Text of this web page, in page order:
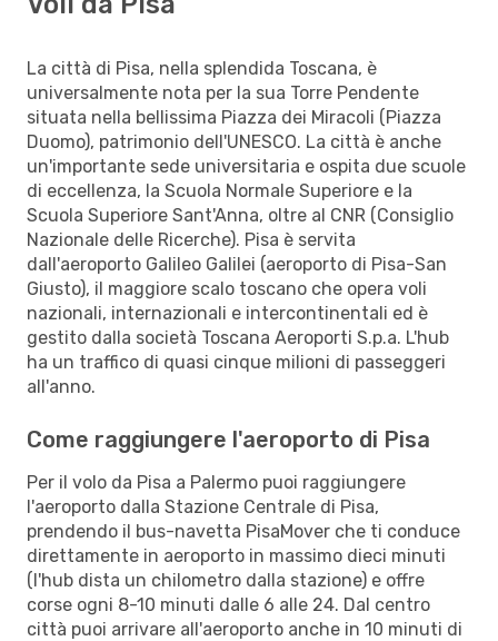
La città di Pisa, nella splendida Toscana, è
universalmente nota per la sua Torre Pendente
situata nella bellissima Piazza dei Miracoli (Piazza
Duomo), patrimonio dell'UNESCO. La città è anche
un'importante sede universitaria e ospita due scuole
di eccellenza, la Scuola Normale Superiore e la
Scuola Superiore Sant'Anna, oltre al CNR (Consiglio
Nazionale delle Ricerche). Pisa è servita
dall'aeroporto Galileo Galilei (aeroporto di Pisa-San
Giusto), il maggiore scalo toscano che opera voli
nazionali, internazionali e intercontinentali ed è
gestito dalla società Toscana Aeroporti S.p.a. L'hub
ha un traffico di quasi cinque milioni di passeggeri
all'anno.
Come raggiungere l'aeroporto di Pisa
Per il volo da Pisa a Palermo puoi raggiungere
l'aeroporto dalla Stazione Centrale di Pisa,
prendendo il bus-navetta PisaMover che ti conduce
direttamente in aeroporto in massimo dieci minuti
(l'hub dista un chilometro dalla stazione) e offre
corse ogni 8-10 minuti dalle 6 alle 24. Dal centro
città puoi arrivare all'aeroporto anche in 10 minuti di